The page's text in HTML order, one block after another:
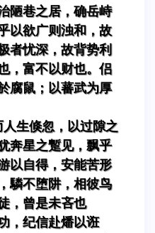
陋巷之居，确岳峙
以欲广则浊和，故
者忧深，故背势利
，富不以财也。侣
腐鼠；以蕃武为厚
生倏忽，以过隙之
奔星之蹔见，飘乎
以自得，安能苦形
驎不堕阱，相彼鸟
，曾是未吝也
，纪信赴燔以诳